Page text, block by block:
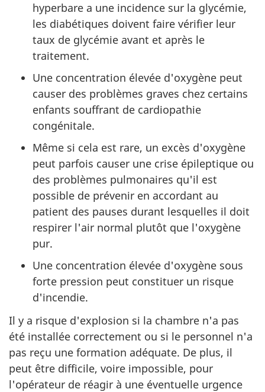
hyperbare a une incidence sur la glycémie,
les diabétiques doivent faire vérifier leur
taux de glycémie avant et après le
traitement.
Une concentration élevée d'oxygène peut
causer des problèmes graves chez certains
enfants souffrant de cardiopathie
congénitale.
Même si cela est rare, un excès d'oxygène
peut parfois causer une crise épileptique ou
des problèmes pulmonaires qu'il est
possible de prévenir en accordant au
patient des pauses durant lesquelles il doit
respirer l'air normal plutôt que l'oxygène
pur.
Une concentration élevée d'oxygène sous
forte pression peut constituer un risque
d'incendie.
Il y a risque d'explosion si la chambre n'a pas
été installée correctement ou si le personnel n'a
pas reçu une formation adéquate. De plus, il
peut être difficile, voire impossible, pour
l'opérateur de réagir à une éventuelle urgence